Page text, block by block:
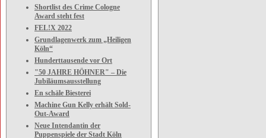
Shortlist des Crime Cologne
Award steht fest
FEL!X 2022
Grundlagenwerk zum „Heiligen
Köln“
Hunderttausende vor Ort
"50 JAHRE HÖHNER" – Die
Jubiläumsausstellung
En schäle Biesterei
Machine Gun Kelly erhält Sold-
Out-Award
Neue Intendantin der
Puppenspiele der Stadt Köln